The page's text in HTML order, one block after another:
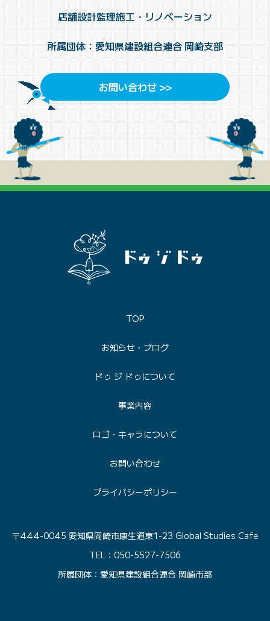
店舗設計監理施工・リノベーション
所属団体：愛知県建設組合連合 岡崎支部
お問い合わせ >>
TOP
お知らせ・ブログ
ドゥ ジ ドゥについて
事業内容
ロゴ・キャラについて
お問い合わせ
プライバシーポリシー
〒444-0045 愛知県岡崎市康生通東1-23 Global Studies Cafe
TEL：050-5527-7506
所属団体：愛知県建設組合連合 岡崎市部